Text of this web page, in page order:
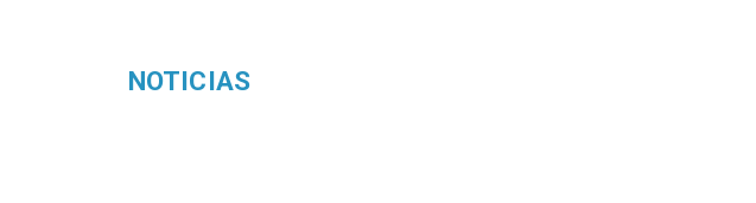
NOTICIAS